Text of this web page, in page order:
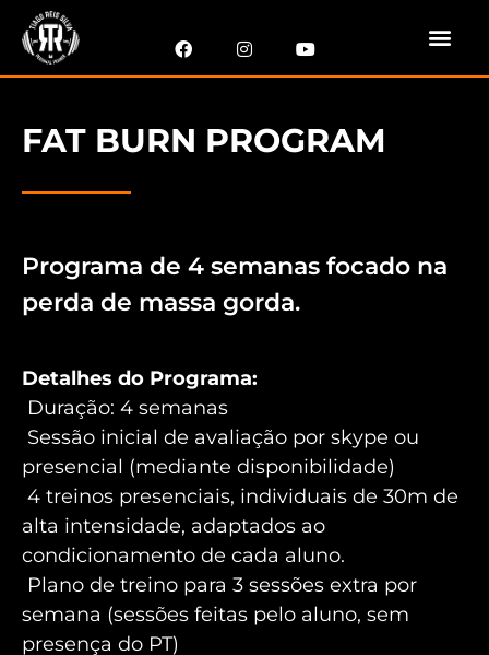
FAT BURN PROGRAM
Programa de 4 semanas focado na
perda de massa gorda.
Detalhes do Programa:
Duração: 4 semanas
Sessão inicial de avaliação por skype ou
presencial (mediante disponibilidade)
4 treinos presenciais, individuais de 30m de
alta intensidade, adaptados ao
condicionamento de cada aluno.
Plano de treino para 3 sessões extra por
semana (sessões feitas pelo aluno, sem
presença do PT)